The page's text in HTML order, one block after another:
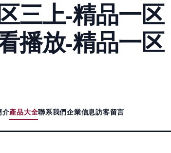
三上-精品一区
播放-精品一区
介產品大全聯系我們企業信息訪客留言